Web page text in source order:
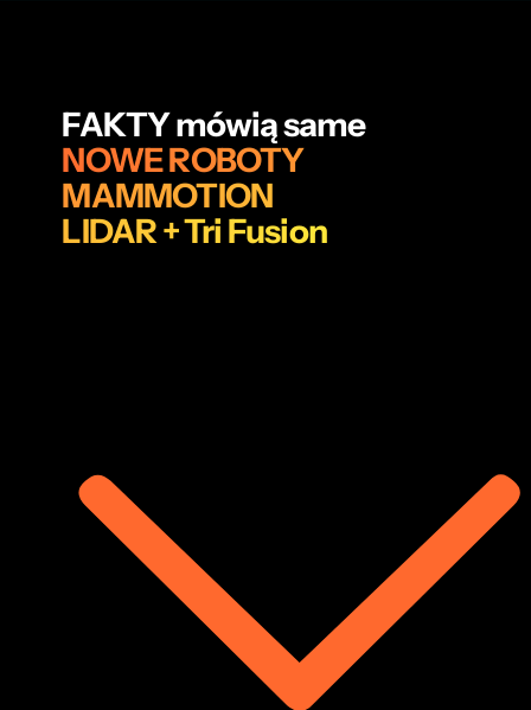
FAKTY mówią same
NOWE ROBOTY
MAMMOTION
LIDAR + Tri Fusion